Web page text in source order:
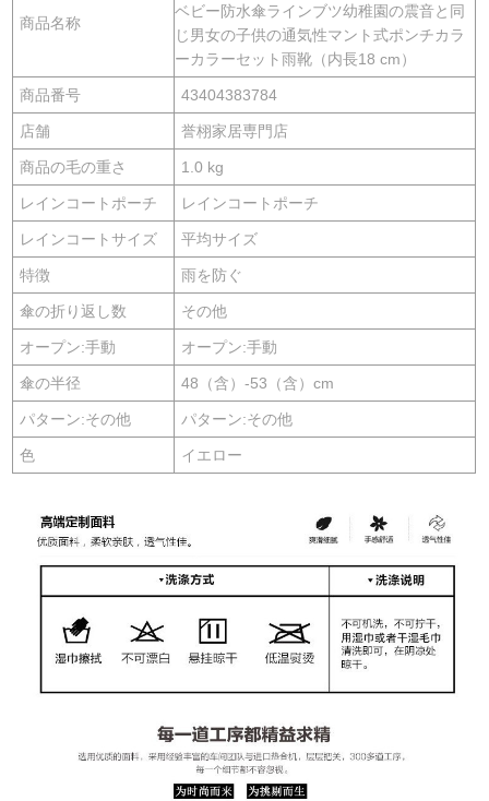
商品名称
ベビー防水傘ラインブツ幼稚園の震音と同
じ男女の子供の通気性マント式ポンチカラ
ーカラーセット雨靴（内長18 cm）
商品番号 43404383784
店舗 誉栩家居専門店
商品の毛の重さ 1.0 kg
レインコートポーチ レインコートポーチ
レインコートサイズ 平均サイズ
特徴 雨を防ぐ
傘の折り返し数 その他
オープン:手動 オープン:手動
傘の半径 48（含）-53（含）cm
パターン:その他 パターン:その他
色 イエロー